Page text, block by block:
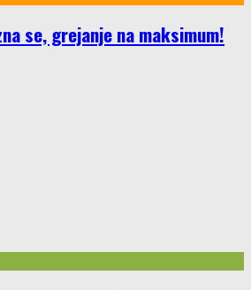
se, grejanje na maksimum!